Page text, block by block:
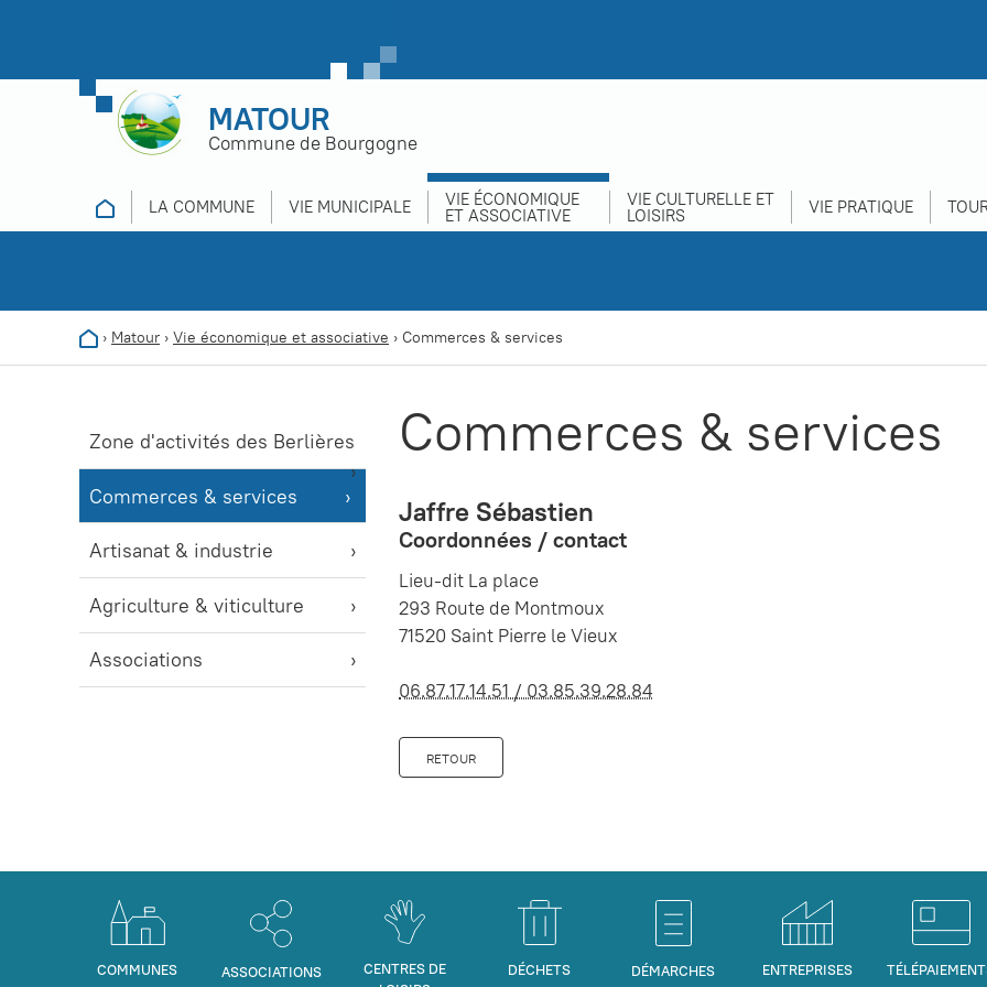
MATOUR
Commune de Bourgogne
LA COMMUNE VIE MUNICIPALE VIE ÉCONOMIQUE
ET ASSOCIATIVE
VIE CULTURELLE ET
LOISIRS VIE PRATIQUE
› Matour › Vie économique et associative › Commerces & services
Zone d'activités des Berlières
Commerces & services
Artisanat & industrie
Agriculture & viticulture
Associations
Commerces & services
Jaffre Sébastien
Coordonnées / contact
Lieu-dit La place
293 Route de Montmoux
71520 Saint Pierre le Vieux
06.87.17.14.51 / 03.85.39.28.84
RETOUR
COMMUNES ASSOCIATIONS
CENTRES DE
DÉCHETS DÉMARCHES ENTREPRISES